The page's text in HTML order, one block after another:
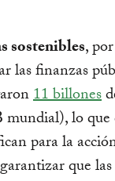
sostenibles,
las finanzas
11 billones
lo
para la
que